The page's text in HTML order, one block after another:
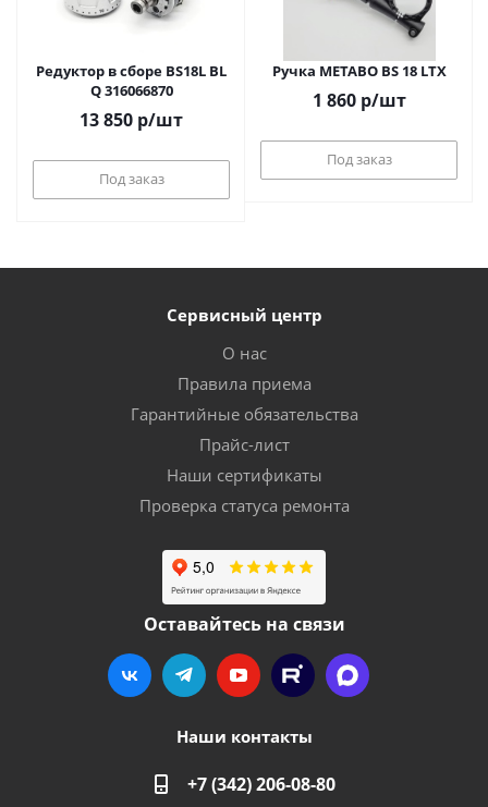
Редуктор в сборе BS18L BL
Q 316066870
13 850 р/шт
Под заказ
Ручка METABO BS 18 LTX
1 860р/шт
Под заказ
Сервисный центр
О нас
Правила приема
Гарантийные обязательства
Прайс-лист
Наши сертификаты
Проверка статуса ремонта
Оставайтесь на связи
Наши контакты
+7 (342) 206-08-80